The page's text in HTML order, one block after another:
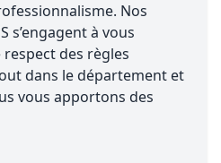
Nos
s’engagent à vous
des règles
dans le département et
vous apportons des